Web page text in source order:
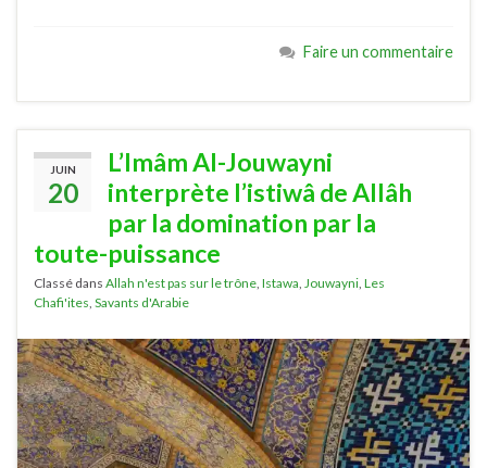
Faire un commentaire
JUIN
20
L’Imâm Al-Jouwayni
interprète l’istiwâ de Allâh
par la domination par la
toute-puissance
Classé dans Allah n'est pas sur le trône Istawa Jouwayni Les
Chafi'ites Savants d'Arabie